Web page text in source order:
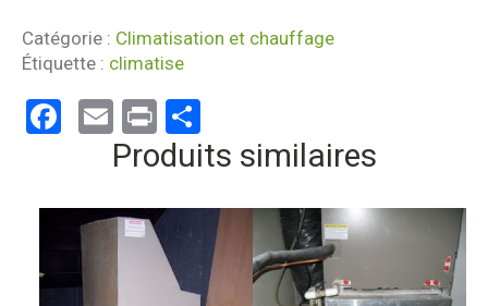
Catégorie : Climatisation et chauffage
Étiquette : climatise
Facebook
Email
Print
Produits similaires